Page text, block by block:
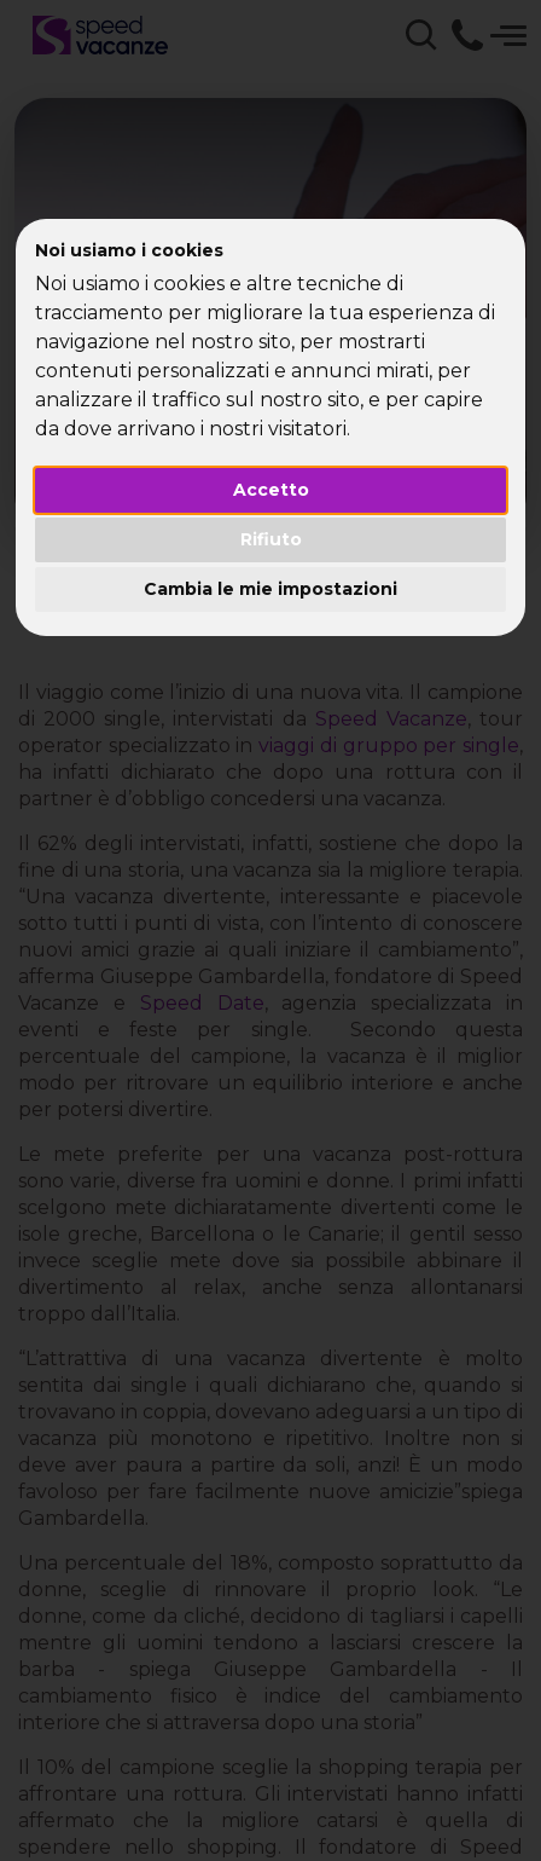
Noi usiamo i cookies
Noi usiamo i cookies e altre tecniche di
tracciamento per migliorare la tua esperienza di
navigazione nel nostro sito, per mostrarti
contenuti personalizzati e annunci mirati, per
analizzare il traffico sul nostro sito, e per capire
da dove arrivano i nostri visitatori.
Accetto
Rifiuto
Cambia le mie impostazioni
Mi hai lasciato? E io
parto!
In seguito a una rottura con il partner, i single pensano a una nuova
Il viaggio come l’inizio di una nuova vita. Il campione
di 2000 single, intervistati da Speed Vacanze, tour
operator specializzato inviaggi di gruppo per single,
ha infatti dichiarato che dopo una rottura con il
partner è d’obbligo concedersi una vacanza.
Il 62% degli intervistati, infatti, sostiene che dopo la
fine di una storia, una vacanza sia la migliore terapia.
“Una vacanza divertente, interessante e piacevole
sotto tutti i punti di vista, con l’intento di conoscere
nuovi amici grazie ai quali iniziare il cambiamento”,
afferma Giuseppe Gambardella, fondatore di Speed
Vacanze e Speed Date, agenzia specializzata in
eventi e feste per single.
Secondo questa
percentuale del campione, la vacanza è il miglior
modo per ritrovare un equilibrio interiore e anche
per potersi divertire.
Le mete preferite per una vacanza post-rottura
sono varie, diverse fra uomini e donne. I primi infatti
scelgono mete dichiaratamente divertenti come le
isole greche, Barcellona o le Canarie; il gentil sesso
invece sceglie mete dove sia possibile abbinare il
divertimento al relax, anche senza allontanarsi
troppo dall’Italia.
“L’attrattiva di una vacanza divertente è molto
sentita dai single i quali dichiarano che, quando si
trovavano in coppia, dovevano adeguarsi a un tipo di
vacanza più monotono e ripetitivo. Inoltre non si
deve aver paura a partire da soli, anzi! È un modo
favoloso per fare facilmente nuove amicizie”spiega
Gambardella.
Una percentuale del 18%, composto soprattutto da
donne, sceglie di rinnovare il proprio look. “Le
donne, come da cliché, decidono di tagliarsi i capelli
mentre gli uomini tendono a lasciarsi crescere la
barba - spiega Giuseppe Gambardella - Il
cambiamento fisico è indice del cambiamento
interiore che si attraversa dopo una storia”
Il 10% del campione sceglie la shopping terapia per
affrontare una rottura. Gli intervistati hanno infatti
affermato che la migliore catarsi è quella di
spendere nello shopping. Il fondatore di Speed